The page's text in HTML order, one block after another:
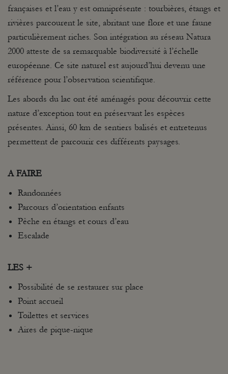
françaises et l’eau y est omniprésente : tourbières, étangs et
rivières parcourent le site, abritant une flore et une faune
particulièrement riches. Son intégration au réseau Natura
2000 atteste de sa remarquable biodiversité à l’échelle
européenne. Ce site naturel est aujourd’hui devenu une
référence pour l’observation scientifique.
Les abords du lac ont été aménagés pour découvrir cette
nature d’exception tout en préservant les espèces
présentes. Ainsi, 60 km de sentiers balisés et entretenus
permettent de parcourir ces différents paysages.
A FAIRE
Randonnées
Parcours d’orientation enfants
Pêche en étangs et cours d’eau
Escalade
LES +
Possibilité de se restaurer sur place
Point accueil
Toilettes et services
Aires de pique-nique